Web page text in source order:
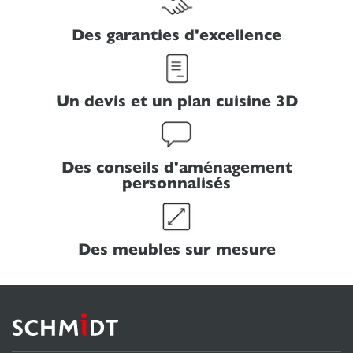
Des garanties d'excellence
Un devis et un plan cuisine 3D
Des conseils d'aménagement
personnalisés
Des meubles sur mesure